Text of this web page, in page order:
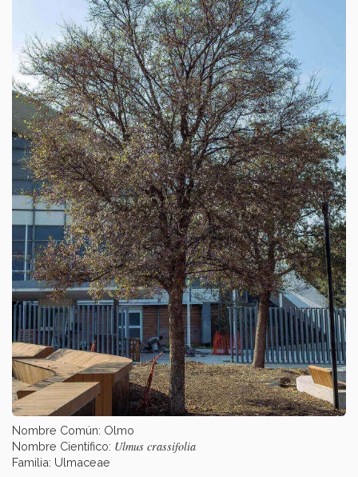
Nombre Común: Olmo
Nombre Científico: Ulmus crassifolia
Familia: Ulmaceae